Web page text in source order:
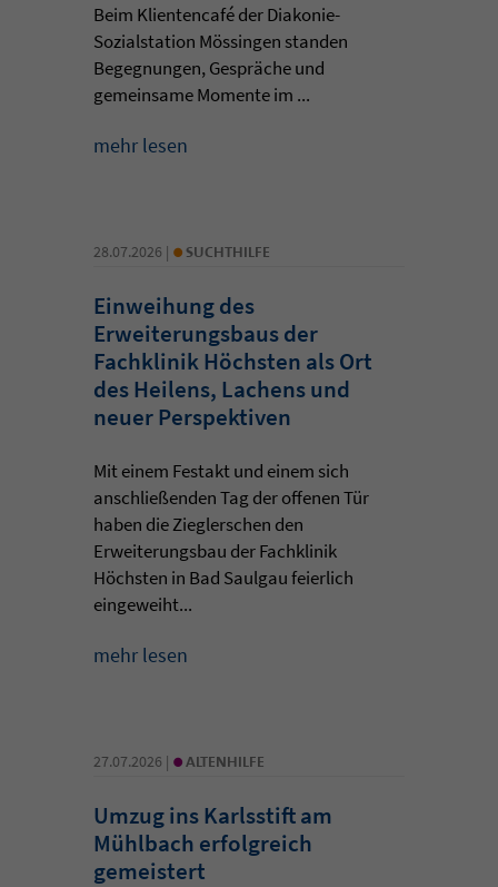
Beim Klientencafé der Diakonie-
Sozialstation Mössingen standen
Begegnungen, Gespräche und
gemeinsame Momente im ...
mehr lesen
28.07.2026 | • SUCHTHILFE
Einweihung des
Erweiterungsbaus der
Fachklinik Höchsten als Ort
des Heilens, Lachens und
neuer Perspektiven
Mit einem Festakt und einem sich
anschließenden Tag der offenen Tür
haben die Zieglerschen den
Erweiterungsbau der Fachklinik
Höchsten in Bad Saulgau feierlich
eingeweiht...
mehr lesen
27.07.2026 | • ALTENHILFE
Umzug ins Karlsstift am
Mühlbach erfolgreich
gemeistert